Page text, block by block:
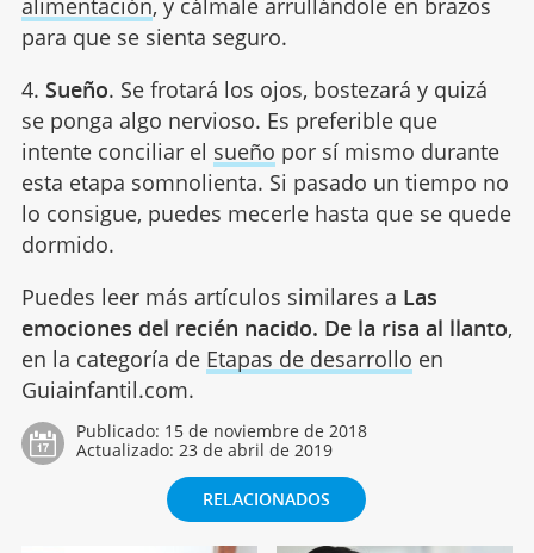
alimentación, y cálmale arrullándole en brazos
para que se sienta seguro.
4. Sueño. Se frotará los ojos, bostezará y quizá
se ponga algo nervioso. Es preferible que
intente conciliar el sueño por sí mismo durante
esta etapa somnolienta. Si pasado un tiempo no
lo consigue, puedes mecerle hasta que se quede
dormido.
Puedes leer más artículos similares a Las
emociones del recién nacido. De la risa al llanto,
en la categoría de Etapas de desarrollo en
Guiainfantil.com.
Publicado: 15 de noviembre de 2018
Actualizado: 23 de abril de 2019
RELACIONADOS